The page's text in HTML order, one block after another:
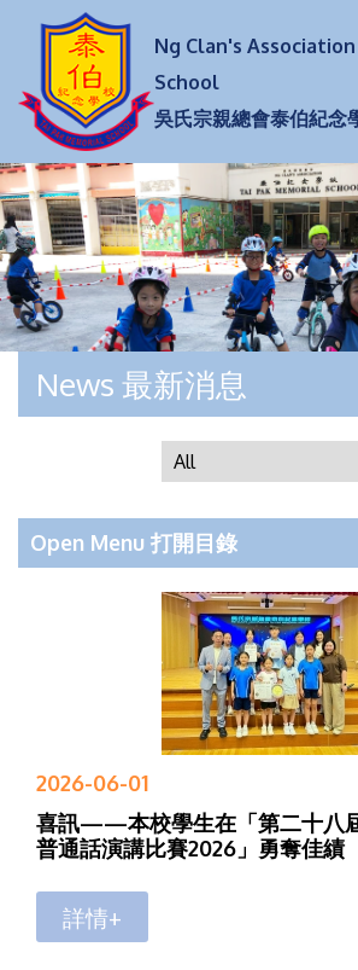
Ng Clan's
School
吳氏宗親總會泰伯紀念
News 最新消息
Open Menu 打開目錄
2026-06-01
喜訊——本校學生在「第二十八
普通話演講比賽2026」勇奪佳績
詳情+